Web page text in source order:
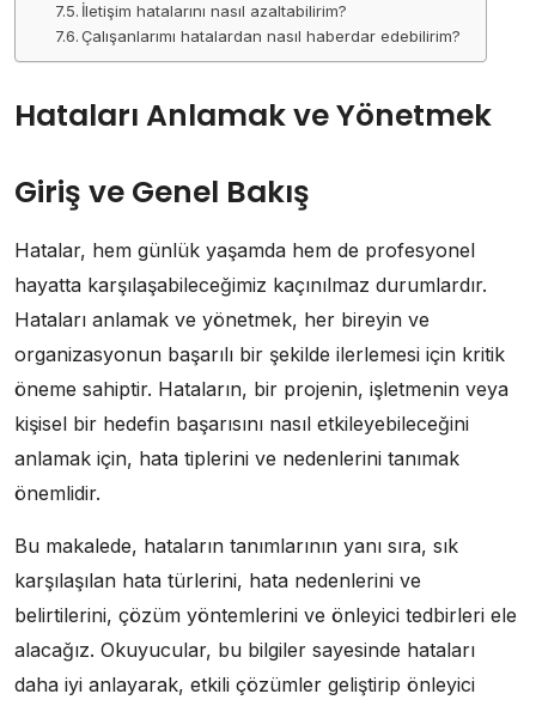
İletişim hatalarını nasıl azaltabilirim?
Çalışanlarımı hatalardan nasıl haberdar edebilirim?
Hataları Anlamak ve Yönetmek
Giriş ve Genel Bakış
Hatalar, hem günlük yaşamda hem de profesyonel
hayatta karşılaşabileceğimiz kaçınılmaz durumlardır.
Hataları anlamak ve yönetmek, her bireyin ve
organizasyonun başarılı bir şekilde ilerlemesi için kritik
öneme sahiptir. Hataların, bir projenin, işletmenin veya
kişisel bir hedefin başarısını nasıl etkileyebileceğini
anlamak için, hata tiplerini ve nedenlerini tanımak
önemlidir.
Bu makalede, hataların tanımlarının yanı sıra, sık
karşılaşılan hata türlerini, hata nedenlerini ve
belirtilerini, çözüm yöntemlerini ve önleyici tedbirleri ele
alacağız. Okuyucular, bu bilgiler sayesinde hataları
daha iyi anlayarak, etkili çözümler geliştirip önleyici